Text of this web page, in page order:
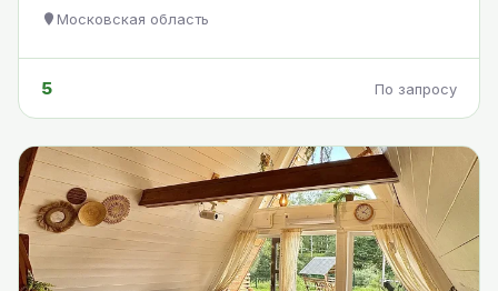
Московская область
5 По запросу